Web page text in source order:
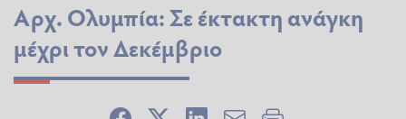
Αρχ. Ολυμπία: Σε έκτακτη ανάγκη
μέχρι τον Δεκέμβριο